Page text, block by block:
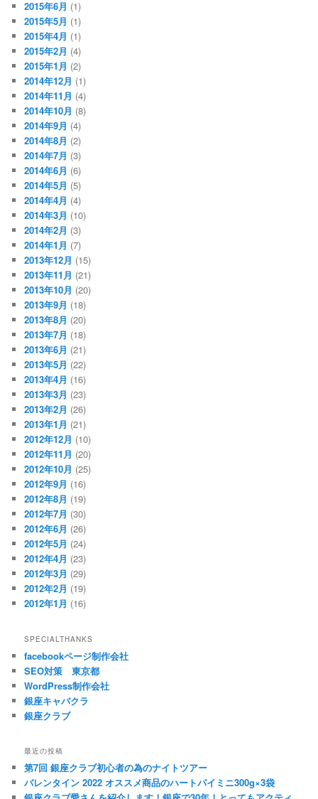
2015年6月 (1)
2015年5月 (1)
2015年4月 (1)
2015年2月 (4)
2015年1月 (2)
2014年12月 (1)
2014年11月 (4)
2014年10月 (8)
2014年9月 (4)
2014年8月 (2)
2014年7月 (3)
2014年6月 (6)
2014年5月 (5)
2014年4月 (4)
2014年3月 (10)
2014年2月 (3)
2014年1月 (7)
2013年12月 (15)
2013年11月 (21)
2013年10月 (20)
2013年9月 (18)
2013年8月 (20)
2013年7月 (18)
2013年6月 (21)
2013年5月 (22)
2013年4月 (16)
2013年3月 (23)
2013年2月 (26)
2013年1月 (21)
2012年12月 (10)
2012年11月 (20)
2012年10月 (25)
2012年9月 (16)
2012年8月 (19)
2012年7月 (30)
2012年6月 (26)
2012年5月 (24)
2012年4月 (23)
2012年3月 (29)
2012年2月 (19)
2012年1月 (16)
SPECIALTHANKS
facebookページ制作会社
SEO対策 東京都
WordPress制作会社
銀座キャバクラ
銀座クラブ
最近の投稿
第7回 銀座クラブ初心者の為のナイトツアー
バレンタイン 2022 オススメ商品のハートパイミニ300g×3袋